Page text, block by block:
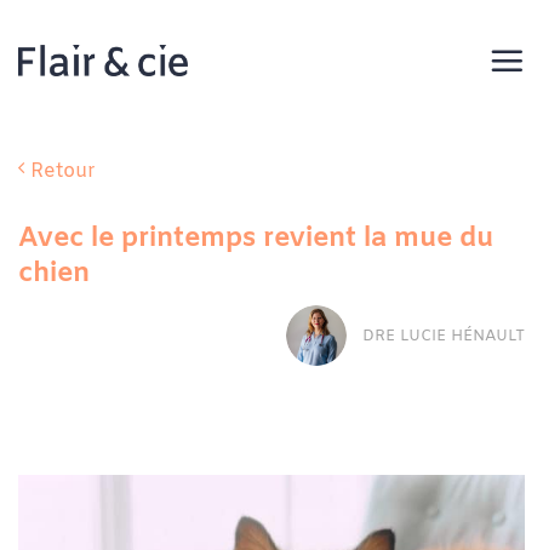
contenu
Retour
Avec le printemps revient la mue du
chien
DRE LUCIE HÉNAULT